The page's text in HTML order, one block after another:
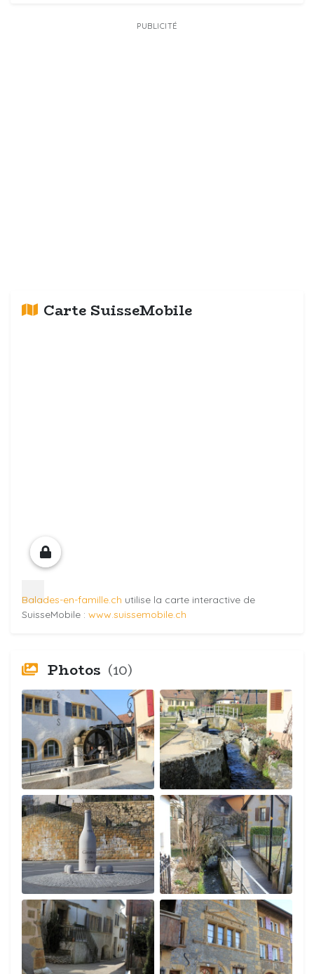
PUBLICITÉ
Carte SuisseMobile
Balades-en-famille.ch utilise la carte interactive de
SuisseMobile : www.suissemobile.ch
Photos (10)